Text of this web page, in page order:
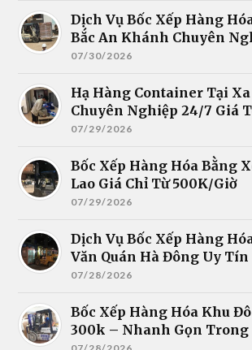
Dịch Vụ Bốc Xếp Hàng
Bắc An Khánh Chuyên
07/30/2026
Hạ Hàng Container Tại
Chuyên Nghiệp 24/7 Giá
07/29/2026
Bốc Xếp Hàng Hóa Bằng
Lao Giá Chỉ Từ 500K/Giờ
07/29/2026
Dịch Vụ Bốc Xếp Hàng
Văn Quán Hà Đông Uy Tín
07/28/2026
Bốc Xếp Hàng Hóa Khu
300k – Nhanh Gọn Trong